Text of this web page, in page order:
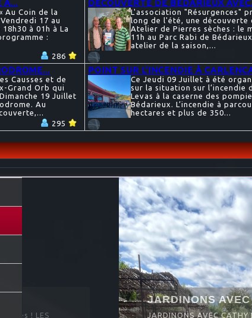
À...
Au Coin de la
17 au
à 01h à La
:
286
DECOUVERTE DE BEDARIEUX
L'association "Résurgences"
long de l'été, une
Atelier de Pierres sèches : le
11h au Parc Rabi de
atelier de la saison,...
Causses et de
Grand Orb qui
19 Juillet
Au
295
POINT SUR L'INCENDIE À
Ce Jeudi 09 Juillet à été
sur la situation sur l’incendie
Levas à la caserne des
Bédarieux. L’incendie à
hectares et plus de 350...
JARDINONS AVEC CATHY
JARDINONS AVEC CATHY La chronique consacrée